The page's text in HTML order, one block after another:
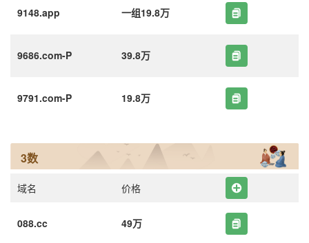
9148.app 一组19.8万
9686.com-P 39.8万
9791.com-P 19.8万
3数
域名 价格
088.cc 49万